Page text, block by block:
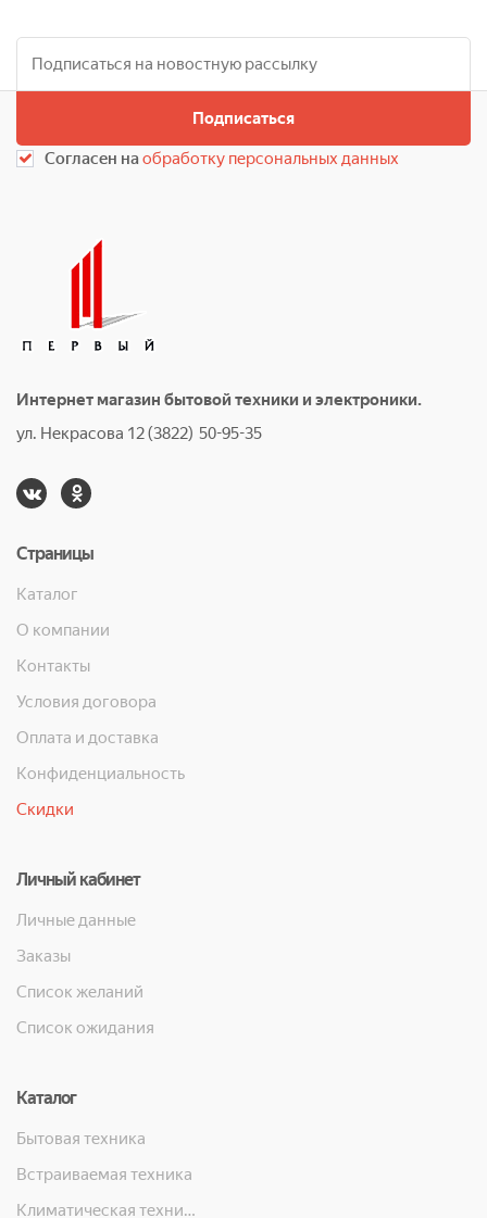
Подписаться
Согласен наобработку персональных данных
Интернет магазин бытовой техники и электроники.
ул. Некрасова 12 (3822) 50-95-35
Страницы
Каталог
О компании
Контакты
Условия договора
Оплата и доставка
Конфиденциальность
Скидки
Личный кабинет
Личные данные
Заказы
Список желаний
Список ожидания
Каталог
Бытовая техника
Встраиваемая техника
Климатическая техника